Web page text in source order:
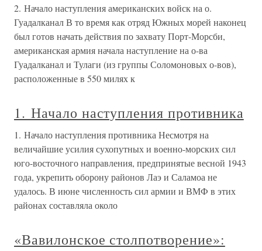
2. Начало наступления американских войск на о.
Гуадалканал В то время как отряд Южных морей наконец
был готов начать действия по захвату Порт-Морсби,
американская армия начала наступление на о-ва
Гуадалканал и Тулаги (из группы Соломоновых о-вов),
расположенные в 550 милях к
1. Начало наступления противника
1. Начало наступления противника Несмотря на
величайшие усилия сухопутных и военно-морских сил
юго-восточного направления, предпринятые весной 1943
года, укрепить оборону районов Лаэ и Саламоа не
удалось. В июне численность сил армии и ВМФ в этих
районах составляла около
«Вавилонское столпотворение»: